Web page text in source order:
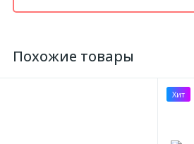
Похожие товары
Хит